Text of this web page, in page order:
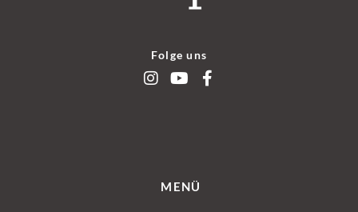
Folge uns
MENÜ